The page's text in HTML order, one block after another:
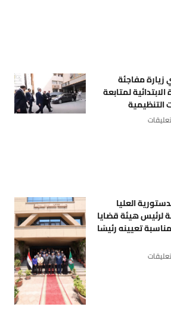
زيارة مفاجئة
لمتابعة
التنظيمية
العليا
هيئة قضايا
تعيينه رئيسًا